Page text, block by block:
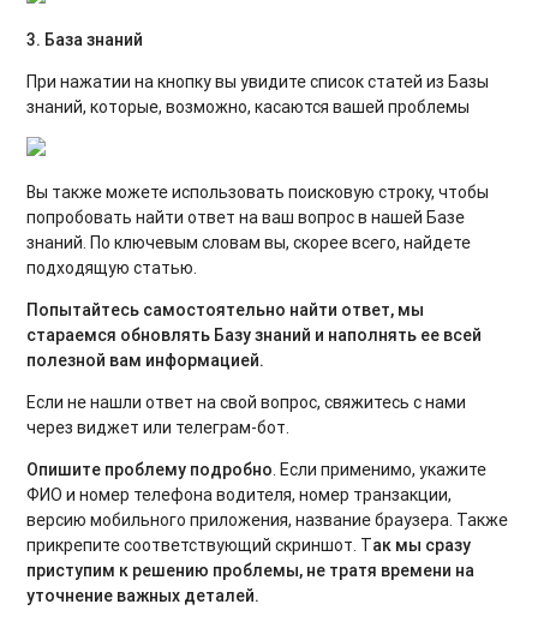
3. База знаний
При нажатии на кнопку вы увидите список статей из Базы
знаний, которые, возможно, касаются вашей проблемы
Вы также можете использовать поисковую строку, чтобы
попробовать найти ответ на ваш вопрос в нашей Базе
знаний. По ключевым словам вы, скорее всего, найдете
подходящую статью.
Попытайтесь самостоятельно найти ответ, мы
стараемся обновлять Базу знаний и наполнять ее всей
полезной вам информацией.
Если не нашли ответ на свой вопрос, свяжитесь с нами
через виджет или телеграм-бот.
Опишите проблему подробно. Если применимо, укажите
ФИО и номер телефона водителя, номер транзакции,
версию мобильного приложения, название браузера. Также
прикрепите соответствующий скриншот. Так мы сразу
приступим к решению проблемы, не тратя времени на
уточнение важных деталей.